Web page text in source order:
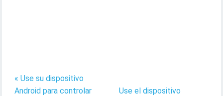
« Use su dispositivo
Android para controlar
Use el dispositivo